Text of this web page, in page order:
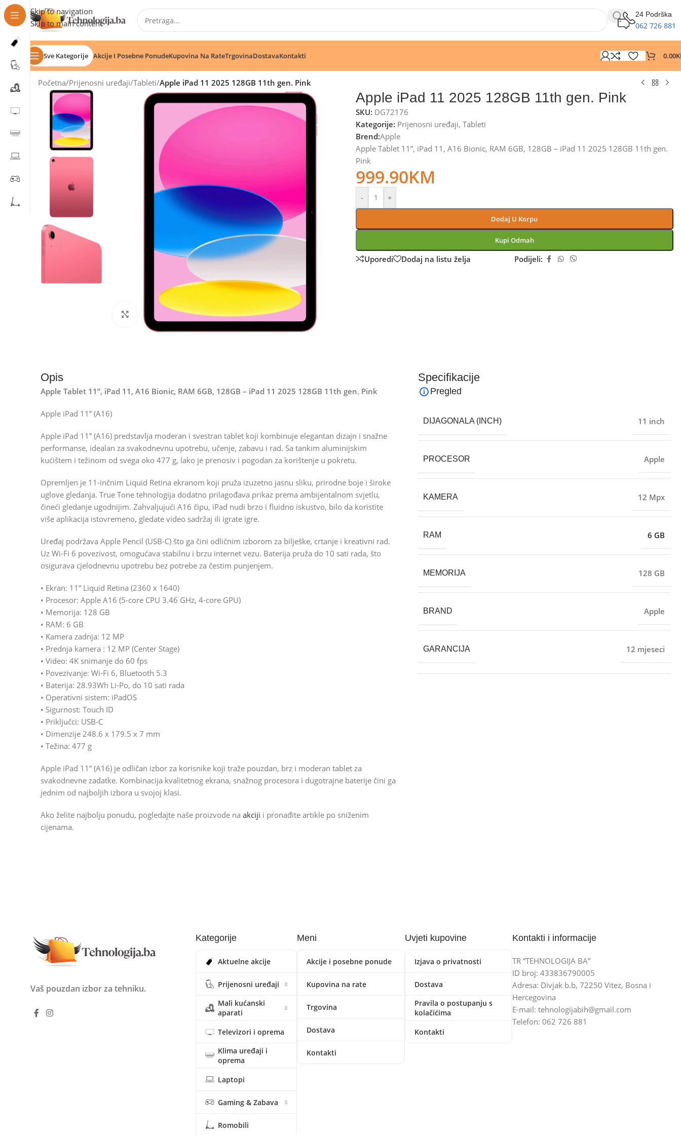
Skip to navigation
Skip to main content
24 Podrška
062 726 881
Sve Kategorije Akcije I Posebne PonudeKupovina Na RateTrgovinaDostavaKontakti 0.00
Početna/Prijenosni uređaji/Tableti/Apple iPad 11 2025 128GB 11th gen. Pink
Kliknite za uvećanje
Apple iPad 11 2025 128GB 11th gen. Pink
SKU: DG72176
Kategorije: Prijenosni uređaji, Tableti
Brend:Apple
Apple Tablet 11”, iPad 11, A16 Bionic, RAM 6GB, 128GB – iPad 11 2025 128GB 11th gen.
Pink
999.90KM
- +
Dodaj U Korpu
Kupi Odmah
Uporedi Dodaj na listu želja Podijeli:
Opis
Apple Tablet 11”, iPad 11, A16 Bionic, RAM 6GB, 128GB – iPad 11 2025 128GB 11th gen. Pink
Apple iPad 11” (A16)
Apple iPad 11” (A16) predstavlja moderan i svestran tablet koji kombinuje elegantan dizajn i snažne
performanse, idealan za svakodnevnu upotrebu, učenje, zabavu i rad. Sa tankim aluminijskim
kućištem i težinom od svega oko 477 g, lako je prenosiv i pogodan za korištenje u pokretu.
Opremljen je 11-inčnim Liquid Retina ekranom koji pruža izuzetno jasnu sliku, prirodne boje i široke
uglove gledanja. True Tone tehnologija dodatno prilagođava prikaz prema ambijentalnom svjetlu,
čineći gledanje ugodnijim. Zahvaljujući A16 čipu, iPad nudi brzo i fluidno iskustvo, bilo da koristite
više aplikacija istovremeno, gledate video sadržaj ili igrate igre.
Uređaj podržava Apple Pencil (USB-C) što ga čini odličnim izborom za bilješke, crtanje i kreativni rad.
Uz Wi-Fi 6 povezivost, omogućava stabilnu i brzu internet vezu. Baterija pruža do 10 sati rada, što
osigurava cjelodnevnu upotrebu bez potrebe za čestim punjenjem.
• Ekran: 11” Liquid Retina (2360 x 1640)
• Procesor: Apple A16 (5-core CPU 3.46 GHz, 4-core GPU)
• Memorija: 128 GB
• RAM: 6 GB
• Kamera zadnja: 12 MP
• Prednja kamera : 12 MP (Center Stage)
• Video: 4K snimanje do 60 fps
• Povezivanje: Wi-Fi 6, Bluetooth 5.3
• Baterija: 28.93Wh Li-Po, do 10 sati rada
• Operativni sistem: iPadOS
• Sigurnost: Touch ID
• Priključci: USB-C
• Dimenzije 248.6 x 179.5 x 7 mm
• Težina: 477 g
Apple iPad 11” (A16) je odličan izbor za korisnike koji traže pouzdan, brz i moderan tablet za
svakodnevne zadatke. Kombinacija kvalitetnog ekrana, snažnog procesora i dugotrajne baterije čini ga
jednim od najboljih izbora u svojoj klasi.
Ako želite najbolju ponudu, pogledajte naše proizvode na akciji i pronađite artikle po sniženim
cijenama.
Specifikacije
Pregled
DIJAGONALA (INCH) 11 inch
PROCESOR Apple
KAMERA 12 Mpx
RAM 6 GB
MEMORIJA 128 GB
BRAND Apple
GARANCIJA 12 mjeseci
Vaš pouzdan izbor za tehniku.
Kategorije
Aktuelne akcije
Prijenosni uređaji
Mali kućanski
aparati
Televizori i oprema
Klima uređaji i
oprema
Laptopi
Gaming & Zabava
Romobili
Meni
Akcije i posebne ponude
Kupovina na rate
Trgovina
Dostava
Kontakti
Uvjeti kupovine
Izjava o privatnosti
Dostava
Pravila o postupanju s
kolačićima
Kontakti
Kontakti i informacije
TR “TEHNOLOGIJA BA”
ID broj: 433836790005
Adresa: Divjak b.b, 72250 Vitez, Bosna i
Hercegovina
E-mail: tehnologijabih@gmail.com
Telefon: 062 726 881